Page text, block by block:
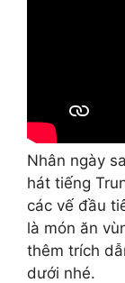
Nhân ngày
hát tiếng
các vế đầu
là món ăn
thêm trích
dưới nhé.